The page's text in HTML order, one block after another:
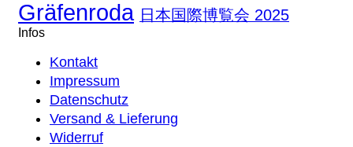
Gräfenroda 日本国際博覧会 2025
Infos
Kontakt
Impressum
Datenschutz
Versand & Lieferung
Widerruf